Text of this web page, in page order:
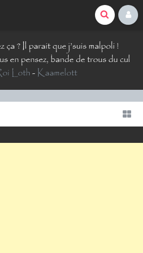
ça ? Il parait que j’suis malpoli !
en pensez, bande de trous du cul
Loth-Kaamelott